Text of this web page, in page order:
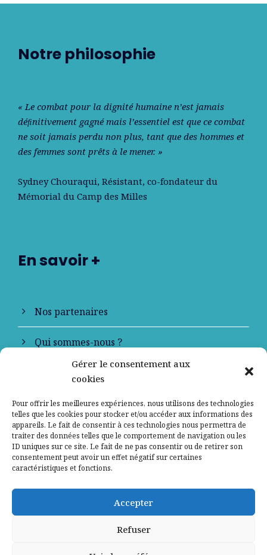
Gérer le consentement aux
cookies
Pour offrir les meilleures expériences, nous utilisons des technologies
telles que les cookies pour stocker et/ou accéder aux informations des
appareils. Le fait de consentir à ces technologies nous permettra de
traiter des données telles que le comportement de navigation ou les
ID uniques sur ce site. Le fait de ne pas consentir ou de retirer son
consentement peut avoir un effet négatif sur certaines
caractéristiques et fonctions.
Accepter
Refuser
Notre philosophie
« Le combat pour la dignité humaine n’est jamais
déﬁnitivement gagné mais l’essentiel est que ce combat
ne soit jamais perdu non plus, tant que des hommes et
des femmes sont prêts à le mener. »
Sydney Chouraqui, Résistant, co-fondateur du
Mémorial du Camp des Milles
En savoir +
Nos partenaires
Qui sommes-nous ?
Contactez-nous
Mentions légales
Politique de confidentialité